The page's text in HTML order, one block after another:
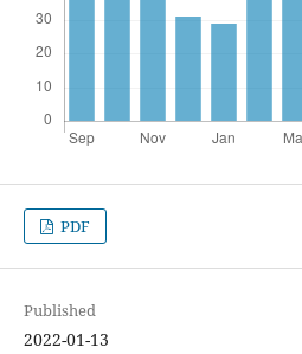
PDF
Published
2022-01-13